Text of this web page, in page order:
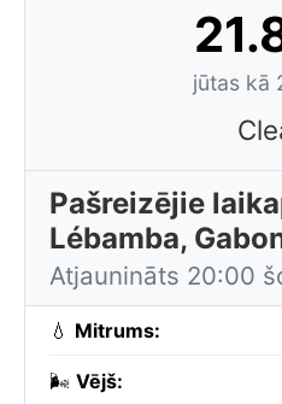
jūtas kā
Pašreizējie
Lébamba,
Atjaunināts 20:00
💧 Mitrums:
🌬️ Vējš: